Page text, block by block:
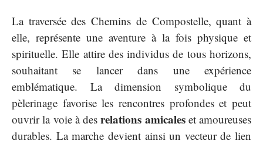
La traversée des Chemins de Compostelle, quant à
elle, représente une aventure à la fois physique et
spirituelle. Elle attire des individus de tous horizons,
souhaitant se lancer dans une expérience
emblématique. La dimension symbolique du
pèlerinage favorise les rencontres profondes et peut
ouvrir la voie à desrelations amicaleset amoureuses
durables. La marche devient ainsi un vecteur de lien